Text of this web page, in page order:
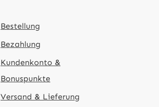
Bestellung
Bezahlung
Kundenkonto &
Bonuspunkte
Versand & Lieferung